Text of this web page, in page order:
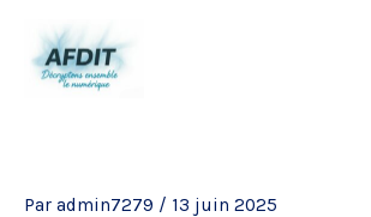
contenu
Par admin7279 / 13 juin 2025